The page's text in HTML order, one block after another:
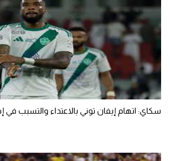
سكاي: اتهام إيفان توني بالاعتداء والتسبب في